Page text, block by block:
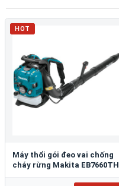
HOT
Máy thổi gói đeo vai chống
cháy rừng Makita EB7660TH